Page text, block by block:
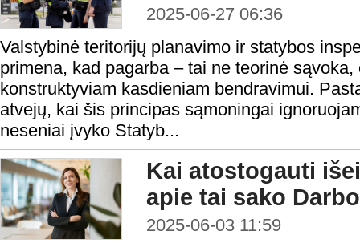
2025-06-27 06:36
Valstybinė teritorijų planavimo ir statybos
primena, kad pagarba – tai ne teorinė
konstruktyviam kasdieniam bendravimui.
atvejų, kai šis principas sąmoningai
neseniai įvyko Statyb...
Kai atostogauti
apie tai sako
2025-06-03 11:59